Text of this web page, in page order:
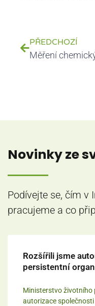
PŘEDCHOZÍ
Novinky ze
Podívejte se, čím v
pracujeme a co
Rozšířili jsme
persistentní
Ministerstvo životního
autorizace společnosti